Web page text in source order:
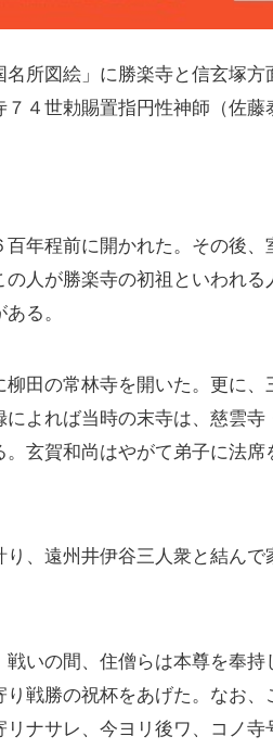
所図絵」に勝楽寺と信玄塚
４世勅賜置指円性神師（佐
年程前に開かれた。その後
人が勝楽寺の初祖といわれ
る。
田の常林寺を開いた。更に
よれば当時の末寺は、慈雲
玄賀和尚はやがて弟子に法
、遠州井伊谷三人衆と結ん
いの間、住僧らは本尊を奉
戦勝の祝杯をあげた。なお
ナサレ、今ヨリ後ワ、コノ